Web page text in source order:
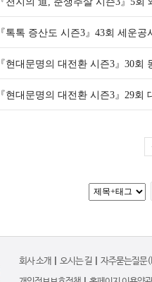
『톡톡 증산도 시즌3』43회 세운
『현대문명의 대전환 시즌3』30회
『현대문명의 대전환 시즌3』29회
회사 소개 오시는 길 자주묻는질문